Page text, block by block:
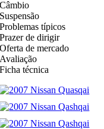
Câmbio
Suspensão
Problemas típicos
Prazer de dirigir
Oferta de mercado
Avaliação
Ficha técnica